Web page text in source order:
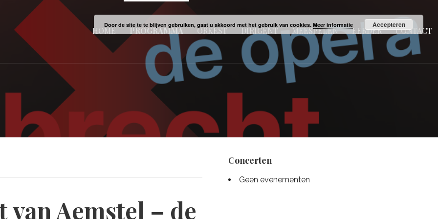
HOME PROGRAMMA ORKEST DIRIGENT MEESPELEN EERDER CONTACT
Aemstel – de
Concerten
Geen evenementen
Door de site te te blijven gebruiken, gaat u akkoord met het gebruik van cookies. Meer informatie Accepteren